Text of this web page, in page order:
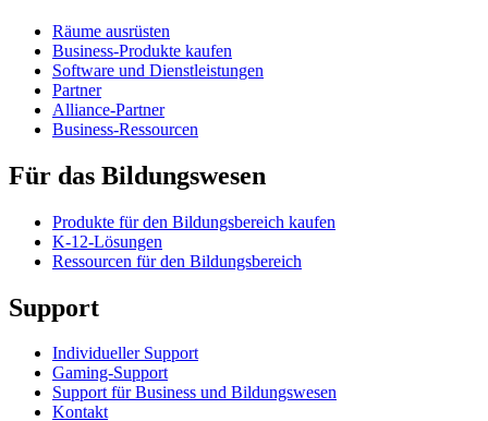
Räume ausrüsten
Business-Produkte kaufen
Software und Dienstleistungen
Partner
Alliance-Partner
Business-Ressourcen
Für das Bildungswesen
Produkte für den Bildungsbereich kaufen
K-12-Lösungen
Ressourcen für den Bildungsbereich
Support
Individueller Support
Gaming-Support
Support für Business und Bildungswesen
Kontakt